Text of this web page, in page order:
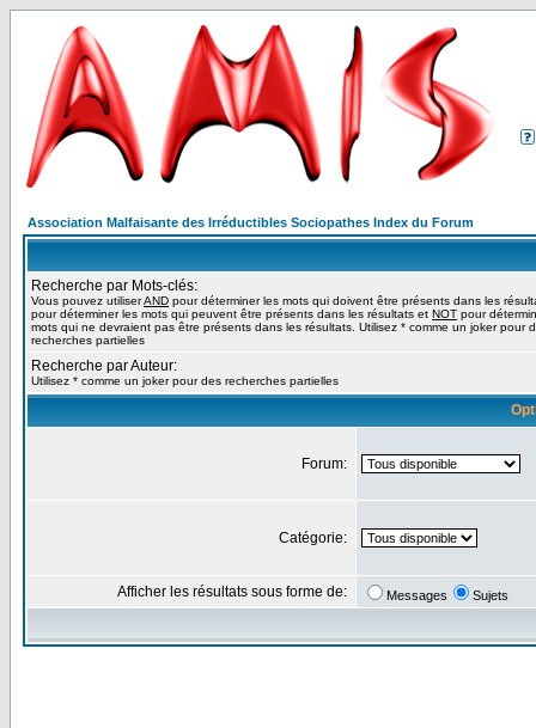
Association Malfaisante des Irréductibles Sociopathes Index du Forum
Recherche par Mots-clés:
Vous pouvez utiliserAND pour déterminer les mots qui doivent être présents dans les
pour déterminer les mots qui peuvent être présents dans les résultats et NOT pour
mots qui ne devraient pas être présents dans les résultats. Utilisez * comme un joker pour
recherches partielles
Recherche par Auteur:
Utilisez * comme un joker pour des recherches partielles
Forum:
Catégorie:
Afficher les résultats sous forme de: Messages Sujets